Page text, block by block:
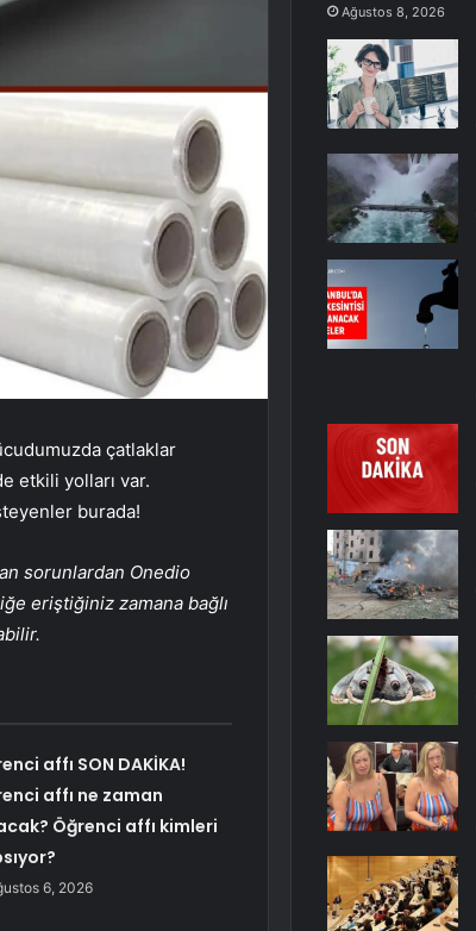
çatlaklar
etkili yolları var.
burada!
sorunlardan Onedio
eriştiğiniz zamana bağlı
affı SON DAKİKA!
affı ne zaman
Öğrenci affı kimleri
6, 2026
Ağustos 8, 2026